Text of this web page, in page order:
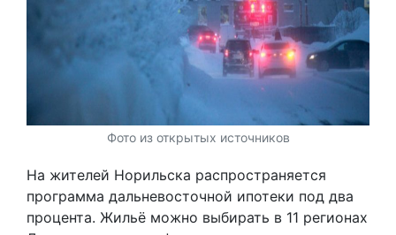
Фото из открытых источников
На жителей Норильска распространяется
программа дальневосточной ипотеки под два
процента. Жильё можно выбирать в 11 регионах